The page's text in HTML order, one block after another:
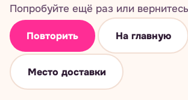
Попробуйте ещё раз или
Повторить На главную
Место доставки